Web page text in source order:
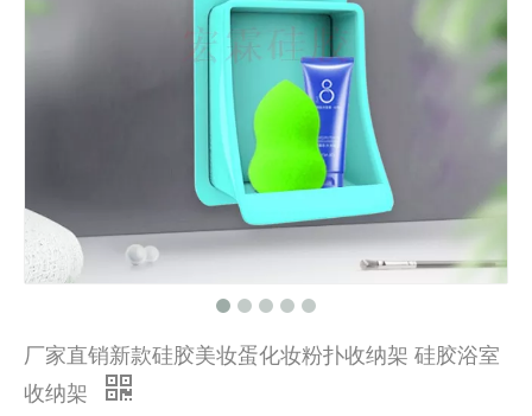
厂家直销新款硅胶美妆蛋化妆粉扑收纳架 硅胶浴室
收纳架